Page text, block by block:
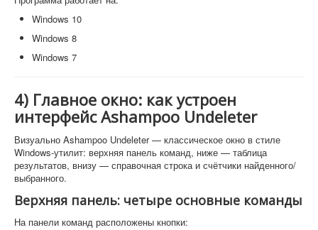
Windows 10
Windows 8
Windows 7
4) Главное окно: как устроен
интерфейс Ashampoo Undeleter
Визуально Ashampoo Undeleter — классическое окно в стиле
Windows-утилит: верхняя панель команд, ниже — таблица
результатов, внизу — справочная строка и счётчики найденного/
выбранного.
Верхняя панель: четыре основные команды
На панели команд расположены кнопки: